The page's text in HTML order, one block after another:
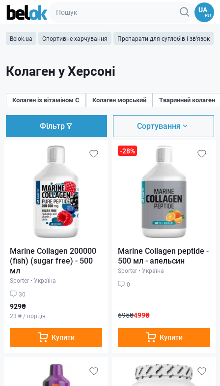
UA
RU
Belok.ua Спортивне харчування Препарати для суглобів і зв'язок
Колаген у Херсоні
Колаген із вітаміном C Колаген морський Тваринний колаген
Фільтр Сортування
Marine Collagen 200000
(fish) (sugar free) - 500
мл
Sporter • Україна
30
929₴
23 ₴ / порція
Купити
-28%
Marine Collagen peptide -
500 мл - апельсин
Sporter • Україна
0
695₴499₴
Купити